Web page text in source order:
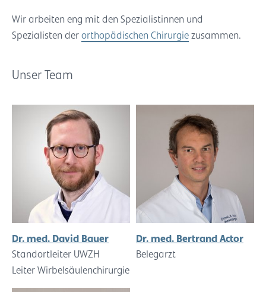
Wir arbeiten eng mit den Spezialistinnen und
Spezialisten der orthopädischen Chirurgie zusammen.
Unser Team
Dr. med. David Bauer
Standortleiter UWZH
Leiter Wirbelsäulenchirurgie
Dr. med. Bertrand Actor
Belegarzt